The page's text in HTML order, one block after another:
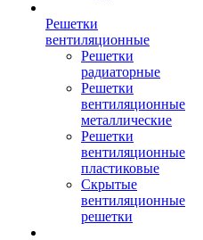
Решетки
вентиляционные
Решетки
радиаторные
Решетки
вентиляционные
металлические
Решетки
вентиляционные
пластиковые
Скрытые
вентиляционные
решетки